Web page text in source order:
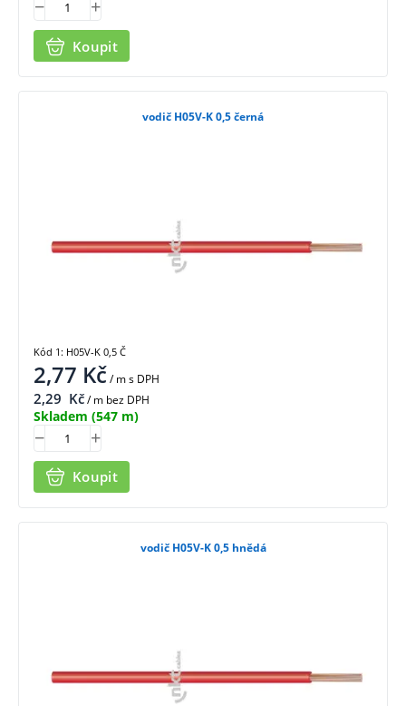
Koupit
vodič H05V-K 0,5 černá
2,77 Kč/ ms DPH
2,29 Kč/ m bez DPH
Skladem (547 m)
Koupit
Kód 1: H05V-K 0,5 Č
vodič H05V-K 0,5 hnědá